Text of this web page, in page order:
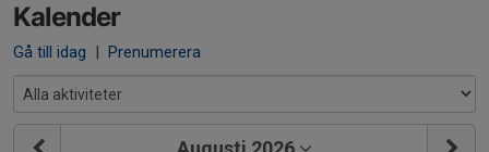
Kalender
Gå till idag | Prenumerera